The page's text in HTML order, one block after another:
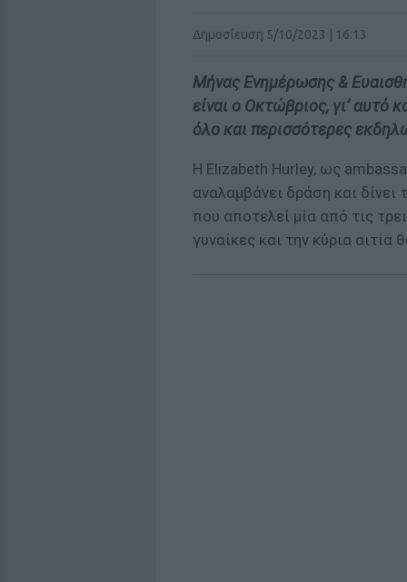
Δημοσίευση 5/10/2023 | 16:13
Μήνας Ενημέρωσης &
είναι ο Οκτώβριος, γι’ αυτό
όλο και περισσότερες
Η Elizabeth Hurley, ως
αναλαμβάνει δράση και
που αποτελεί μία από τις
γυναίκες και την κύρια